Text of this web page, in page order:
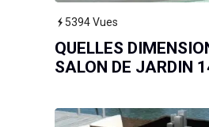
5394Vues
QUELLES
SALON DE JARDIN